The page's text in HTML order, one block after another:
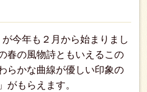
が今年も２月から始まりまし
春の風物詩ともいえるこの
らかな曲線が優しい印象の
がもらえます。